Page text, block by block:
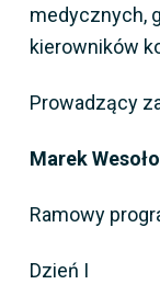
medycznych,
kierowników
Prowadzący
Marek
Ramowy
Dzień I